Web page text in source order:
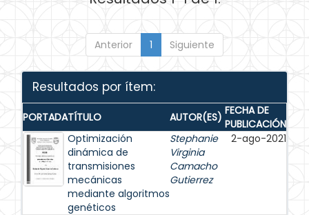
Anterior 1 Siguiente
Resultados por ítem:
PORTADATÍTULO AUTOR(ES) FECHA DE
PUBLICACIÓN
Optimización
dinámica de
transmisiones
mecánicas
mediante algoritmos
genéticos
Stephanie
Virginia
Camacho
Gutierrez
2-ago-2021